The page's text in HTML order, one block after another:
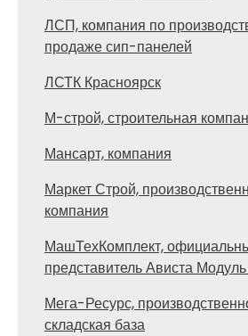
ЛСП, компания по
продаже сип-панелей
ЛСТК Красноярск
М-строй, строительная
Мансарт, компания
Маркет Строй,
компания
МашТехКомплект,
представитель Ависта
Мега-Ресурс,
складская база